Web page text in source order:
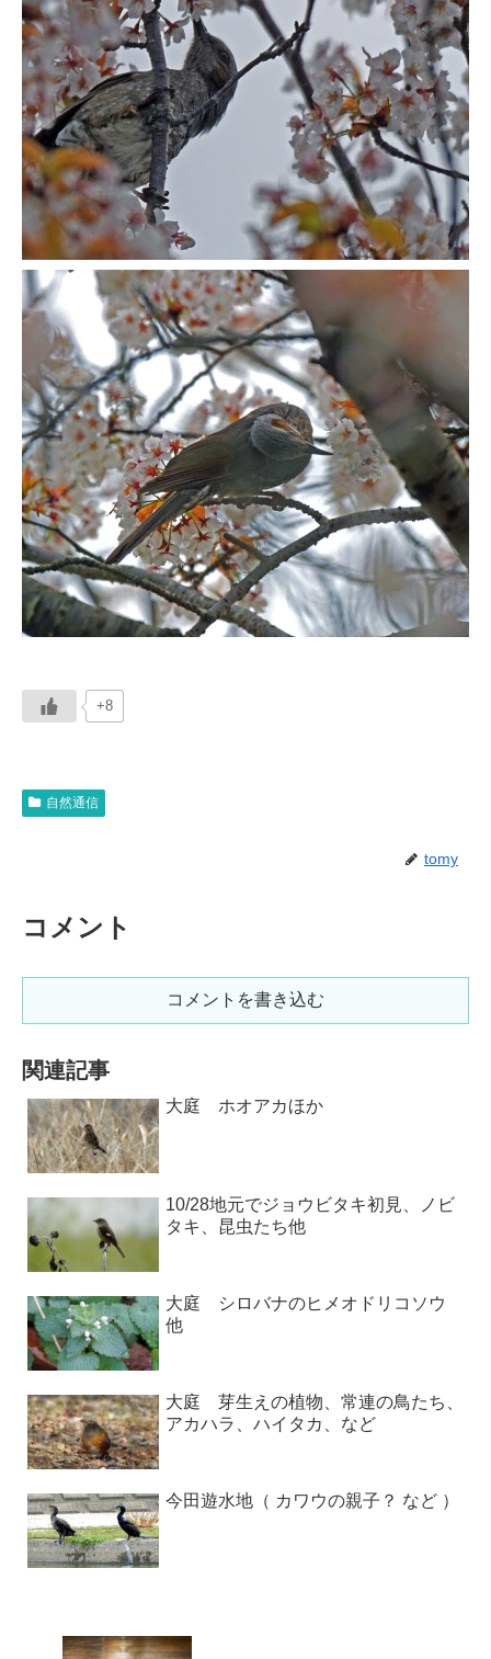
+8
自然通信
tomy
コメント
コメントを書き込む
関連記事
大庭 ホオアカほか
10/28地元でジョウビタキ初見、ノビ
タキ、昆虫たち他
大庭 シロバナのヒメオドリコソウ
他
大庭 芽生えの植物、常連の鳥たち、
アカハラ、ハイタカ、など
今田遊水地（ カワウの親子？ など ）